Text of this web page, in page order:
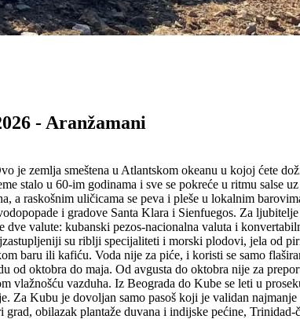
- Aranžamani
je zemlja smeštena u Atlantskom okeanu u kojoj ćete
stalo u 60-im godinama i sve se pokreće u ritmu salse
a raskošnim uličicama se peva i pleše u lokalnim
i gradove Santa Klara i Sienfuegos. Za
valute: kubanski pezos-nacionalna valuta i
su riblji specijaliteti i morski plodovi, jela od
baru ili kafiću. Voda nije za piće, i koristi se samo
oktobra do maja. Od avgusta do oktobra nije za
vlažnošću vazduha. Iz Beograda do Kube se leti u
Kubu je dovoljan samo pasoš koji je validan najmanje
obilazak plantaže duvana i indijske pećine, Trinidad-